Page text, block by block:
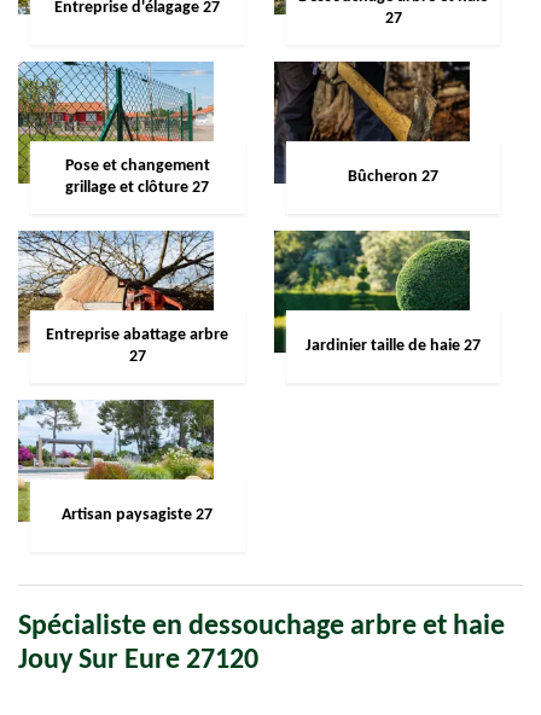
Entreprise d'élagage 27
27
Pose et changement
grillage et clôture 27
Bûcheron 27
Entreprise abattage arbre
27
Jardinier taille de haie 27
Artisan paysagiste 27
Spécialiste en dessouchage arbre et haie
Jouy Sur Eure 27120